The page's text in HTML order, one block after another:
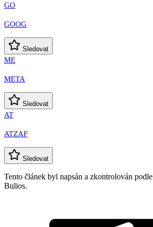
GO
GOOG
Sledovat
ME
META
Sledovat
AT
ATZAF
Sledovat
Tento článek byl napsán a zkontrolován podle
Bulios.